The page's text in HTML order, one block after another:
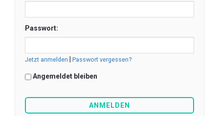
Passwort:
Jetzt anmelden Passwort vergessen?
Angemeldet bleiben